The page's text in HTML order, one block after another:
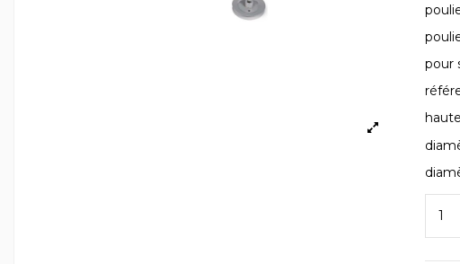
pour